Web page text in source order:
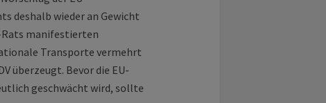
deshalb wieder an Gewicht
Rats manifestierten
Transporte vermehrt
überzeugt. Bevor die EU-
geschwächt wird, sollte